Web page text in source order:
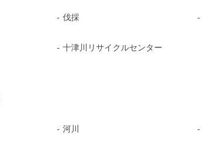
伐採
十津川 リサイクルセンター
河川